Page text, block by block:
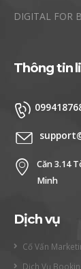
DIGITAL FOR
Thông tin
Căn 3.14
Minh
Dịch vụ
Cố Vấn
Dịch Vụ